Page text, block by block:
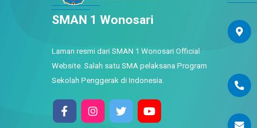
SMAN 1 Wonosari
Laman resmi dari SMAN 1 Wonosari Official
Website. Salah satu SMA pelaksana Program
Sekolah Penggerak di Indonesia.